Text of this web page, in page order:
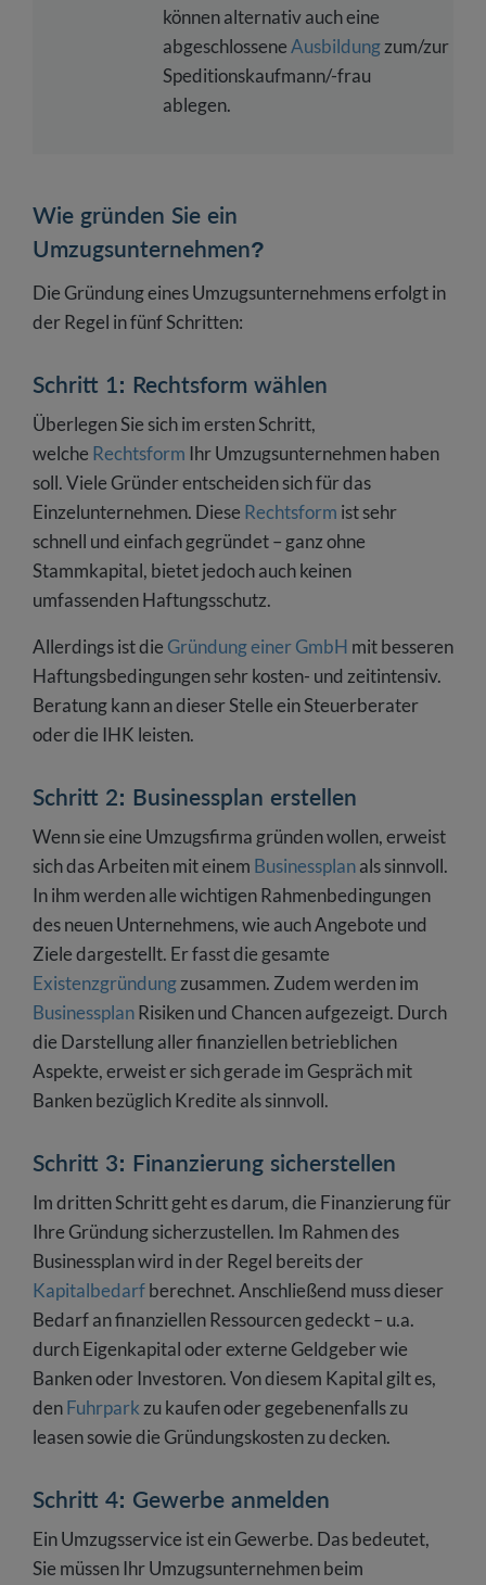
können alternativ auch eine
abgeschlosseneAusbildungzum/zur
Speditionskaufmann/-frau
ablegen.
Wie gründen Sie ein
Umzugsunternehmen?
Die Gründung eines Umzugsunternehmens erfolgt in
der Regel in fünf Schritten:
Schritt 1: Rechtsform wählen
Überlegen Sie sich im ersten Schritt,
welche Rechtsform Ihr Umzugsunternehmen haben
soll. Viele Gründer entscheiden sich für das
Einzelunternehmen. Diese Rechtsform ist sehr
schnell und einfach gegründet – ganz ohne
Stammkapital, bietet jedoch auch keinen
umfassenden Haftungsschutz.
Allerdings ist die Gründung einer GmbH mit besseren
Haftungsbedingungen sehr kosten- und zeitintensiv.
Beratung kann an dieser Stelle ein Steuerberater
oder die IHK leisten.
Schritt 2: Businessplan erstellen
Wenn sie eine Umzugsfirma gründen wollen, erweist
sich das Arbeiten mit einem Businessplanals sinnvoll.
In ihm werden alle wichtigen Rahmenbedingungen
des neuen Unternehmens, wie auch Angebote und
Ziele dargestellt. Er fasst die gesamte
Existenzgründungzusammen. Zudem werden im
BusinessplanRisiken und Chancen aufgezeigt. Durch
die Darstellung aller finanziellen betrieblichen
Aspekte, erweist er sich gerade im Gespräch mit
Banken bezüglich Kredite als sinnvoll.
Schritt 3: Finanzierung sicherstellen
Im dritten Schritt geht es darum, die Finanzierung für
Ihre Gründung sicherzustellen. Im Rahmen des
Businessplan wird in der Regel bereits der
Kapitalbedarfberechnet. Anschließend muss dieser
Bedarf an finanziellen Ressourcen gedeckt – u.a.
durch Eigenkapital oder externe Geldgeber wie
Banken oder Investoren. Von diesem Kapital gilt es,
denFuhrpark zu kaufen oder gegebenenfalls zu
leasen sowie die Gründungskosten zu decken.
Schritt 4: Gewerbe anmelden
Ein Umzugsservice ist ein Gewerbe. Das bedeutet,
Sie müssen Ihr Umzugsunternehmen beim